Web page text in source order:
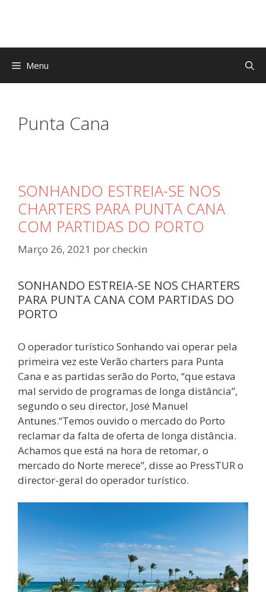
conteúdo
Menu
Punta Cana
SONHANDO ESTREIA-SE NOS
CHARTERS PARA PUNTA CANA
COM PARTIDAS DO PORTO
Março 26, 2021 porcheckin
SONHANDO ESTREIA-SE NOS CHARTERS
PARA PUNTA CANA COM PARTIDAS DO
PORTO
O operador turístico Sonhando vai operar pela
primeira vez este Verão charters para Punta
Cana e as partidas serão do Porto, “que estava
mal servido de programas de longa distância”,
segundo o seu director, José Manuel
Antunes.“Temos ouvido o mercado do Porto
reclamar da falta de oferta de longa distância.
Achamos que está na hora de retomar, o
mercado do Norte merece”, disse ao PressTUR o
director-geral do operador turístico.